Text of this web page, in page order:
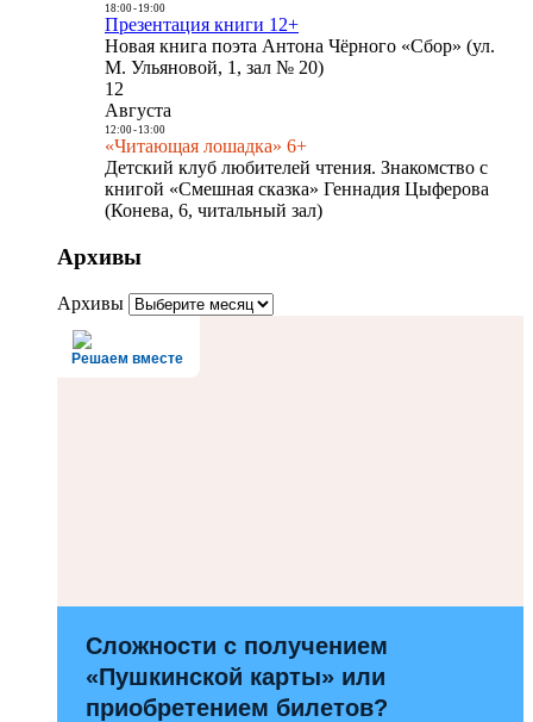
18:00- 19:00
Презентация книги 12+
Новая книга поэта Антона Чёрного «Сбор» (ул.
М. Ульяновой, 1, зал № 20)
12
Августа
12:00- 13:00
«Читающая лошадка» 6+
Детский клуб любителей чтения. Знакомство с
книгой «Смешная сказка» Геннадия Цыферова
(Конева, 6, читальный зал)
Архивы
Архивы
Решаем вместе
Сложности с получением
«Пушкинской карты» или
приобретением билетов?